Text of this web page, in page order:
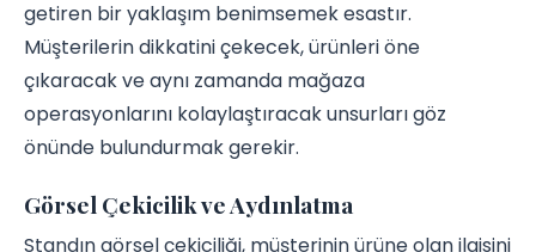
getiren bir yaklaşım benimsemek esastır.
Müşterilerin dikkatini çekecek, ürünleri öne
çıkaracak ve aynı zamanda mağaza
operasyonlarını kolaylaştıracak unsurları göz
önünde bulundurmak gerekir.
Görsel Çekicilik ve Aydınlatma
Standın görsel çekiciliği, müşterinin ürüne olan ilgisini